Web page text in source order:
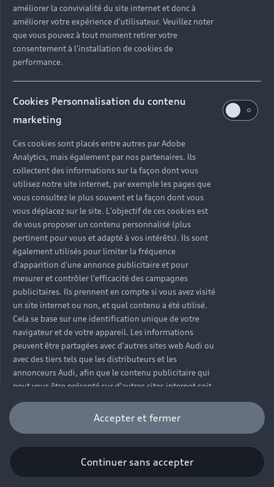
Accès rapides
Tous les modèles
Recherche de véhicules neufs
Véhicules d'occasion disponibles
Demander un essai
Contactez-nous
Modèles
Électrique
Hybride rechargeable
Sport
Achat et location
Voir nos véhicules disponibles
Offres du moment
Votre Audi
Entretenir et réparer mon Audi
Action de Service EA 189
Cotrans Assistance
Campagne de rappel Airbag Takata
Univers Audi
Notre vision
Carrières
© 2024 Cotrans Automobiles. Tous droits réservés.
Mentions légales
Politique sur les cookies
Gérer vos cookies
Politique de confidentialité
Étiquettes énergétiques pneumatiques
Carrières
Certains des équipements et options présentés sur les
visuels peuvent ne pas être disponibles à la Réunion.
Pour plus d’informations, contactez votre concession
Cotrans Automobiles.
Accepter et fermer
Continuer sans accepter
améliorer la convivialité du site internet et donc à
améliorer votre expérience d'utilisateur. Veuillez noter
que vous pouvez à tout moment retirer votre
consentement à l'installation de cookies de
performance.
Cookies Personnalisation du contenu
marketing
Ces cookies sont placés entre autres par Adobe
Analytics, mais également par nos partenaires. Ils
collectent des informations sur la façon dont vous
utilisez notre site internet, par exemple les pages que
vous consultez le plus souvent et la façon dont vous
vous déplacez sur le site. L'objectif de ces cookies est
de vous proposer un contenu personnalisé (plus
pertinent pour vous et adapté à vos intérêts). Ils sont
également utilisés pour limiter la fréquence
d'apparition d'une annonce publicitaire et pour
mesurer et contrôler l'efficacité des campagnes
publicitaires. Ils prennent en compte si vous avez visité
un site internet ou non, et quel contenu a été utilisé.
Cela se base sur une identification unique de votre
navigateur et de votre appareil. Les informations
peuvent être partagées avec d'autres sites web Audi ou
avec des tiers tels que les distributeurs et les
annonceurs Audi, afin que le contenu publicitaire qui
peut vous être présenté sur d'autres sites internet soit
fonctionnalités de sites tiers, lorsque cela est
approprié. Veuillez noter que vous pouvez à tout
cookies personnalisation du contenu marketing.
Pour obtenir des informations plus spécifiques sur la